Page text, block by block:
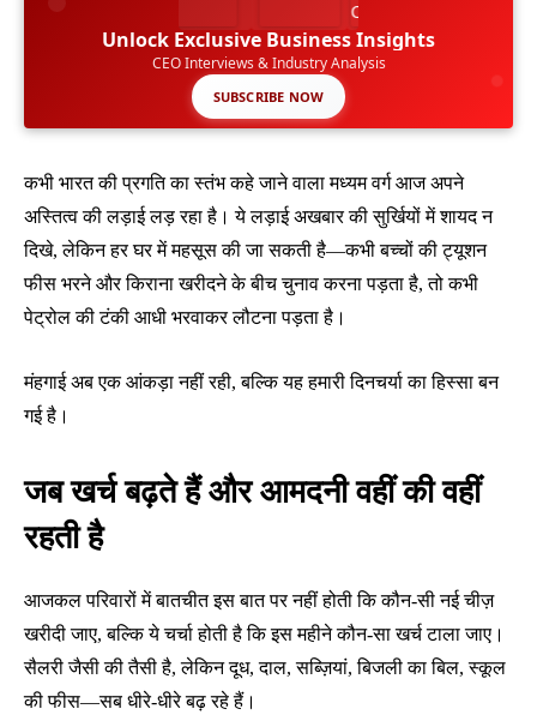
Unlock Exclusive Business Insights
CEO Interviews & Industry Analysis
SUBSCRIBE NOW
कभी भारत की प्रगति का स्तंभ कहे जाने वाला मध्यम वर्ग आज अपने
अस्तित्व की लड़ाई लड़ रहा है। ये लड़ाई अखबार की सुर्खियों में शायद न
दिखे, लेकिन हर घर में महसूस की जा सकती है—कभी बच्चों की ट्यूशन
फीस भरने और किराना खरीदने के बीच चुनाव करना पड़ता है, तो कभी
पेट्रोल की टंकी आधी भरवाकर लौटना पड़ता है।
मंहगाई अब एक आंकड़ा नहीं रही, बल्कि यह हमारी दिनचर्या का हिस्सा बन
गई है।
जब खर्च बढ़ते हैं और आमदनी वहीं की वहीं
रहती है
आजकल परिवारों में बातचीत इस बात पर नहीं होती कि कौन-सी नई चीज़
खरीदी जाए, बल्कि ये चर्चा होती है कि इस महीने कौन-सा खर्च टाला जाए।
सैलरी जैसी की तैसी है, लेकिन दूध, दाल, सब्ज़ियां, बिजली का बिल, स्कूल
की फीस—सब धीरे-धीरे बढ़ रहे हैं।